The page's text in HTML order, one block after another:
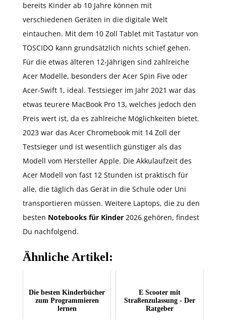
bereits Kinder ab 10 Jahre können mit
verschiedenen Geräten in die digitale Welt
eintauchen. Mit dem 10 Zoll Tablet mit Tastatur von
TOSCIDO kann grundsätzlich nichts schief gehen.
Für die etwas älteren 12-Jährigen sind zahlreiche
Acer Modelle, besonders der Acer Spin Five oder
Acer-Swift 1, ideal. Testsieger im Jahr 2021 war das
etwas teurere MacBook Pro 13, welches jedoch den
Preis wert ist, da es zahlreiche Möglichkeiten bietet.
2023 war das Acer Chromebook mit 14 Zoll der
Testsieger und ist wesentlich günstiger als das
Modell vom Hersteller Apple. Die Akkulaufzeit des
Acer Modell von fast 12 Stunden ist praktisch für
alle, die täglich das Gerät in die Schule oder Uni
transportieren müssen. Weitere Laptops, die zu den
besten Notebooks für Kinder 2026 gehören, findest
Du nachfolgend.
Ähnliche Artikel:
Die besten Kinderbücher
zum Programmieren
lernen
E Scooter mit
Straßenzulassung - Der
Ratgeber